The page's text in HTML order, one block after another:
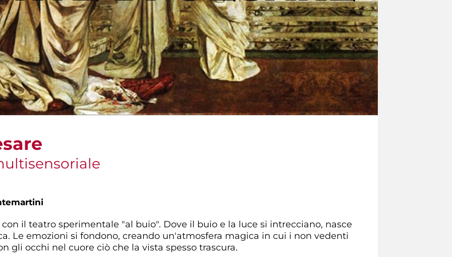
il teatro sperimentale "al buio". Dove il buio e la luce si intrecciano, nasce
Le emozioni si fondono, creando un'atmosfera magica in cui i non vedenti
gli occhi nel cuore ciò che la vista spesso trascura.